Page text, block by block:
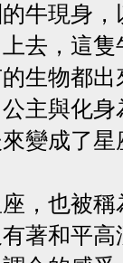
牛現身
去，這
生物都
主與化
變成了
，也被
著和平